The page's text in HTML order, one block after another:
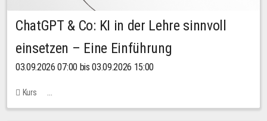
ChatGPT & Co: KI in der Lehre sinnvoll
einsetzen – Eine Einführung
03.09.2026 07:00 bis 03.09.2026 15:00
Kurs
Bachstraße 18k - SR 102 (Seminarraum Servicestelle LehreLernen)